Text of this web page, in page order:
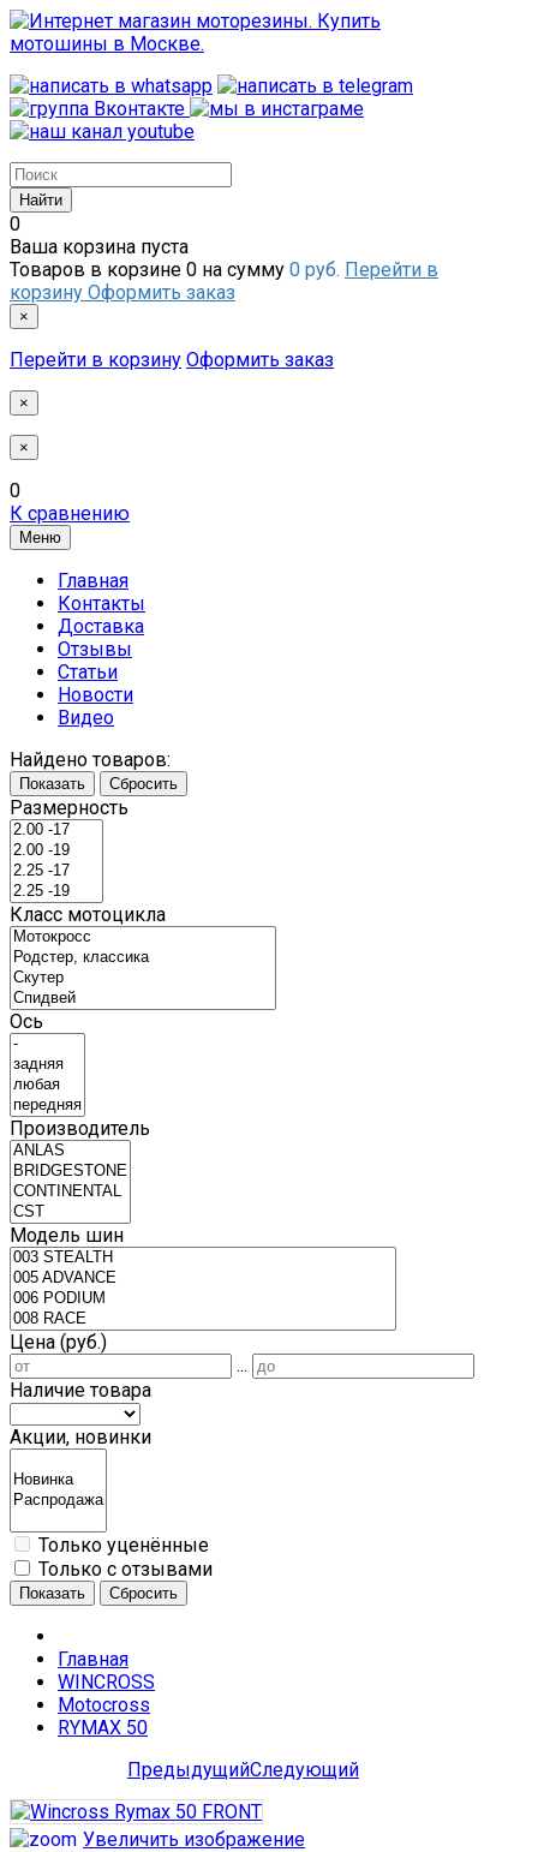
0
Ваша корзина пуста
Товаров в корзине 0 на сумму 0 руб. Перейти в
корзину Оформить заказ
×
Перейти в корзину Оформить заказ
×
×
0
К сравнению
Меню
Главная
Контакты
Доставка
Отзывы
Статьи
Новости
Видео
Найдено товаров:
Показать Сбросить
Размерность
Класс мотоцикла
Ось
Производитель
Модель шин
Цена (руб.)
...
Наличие товара
Акции, новинки
Только уценённые
Только с отзывами
Показать Сбросить
Главная
WINCROSS
Motocross
RYMAX 50
ПредыдущийСледующий
Увеличить изображение